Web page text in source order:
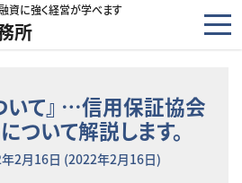
資に強く経営が学べます
所
いて』 …信用保証協会
ついて解説します。
2月16日 (2022年2月16日)